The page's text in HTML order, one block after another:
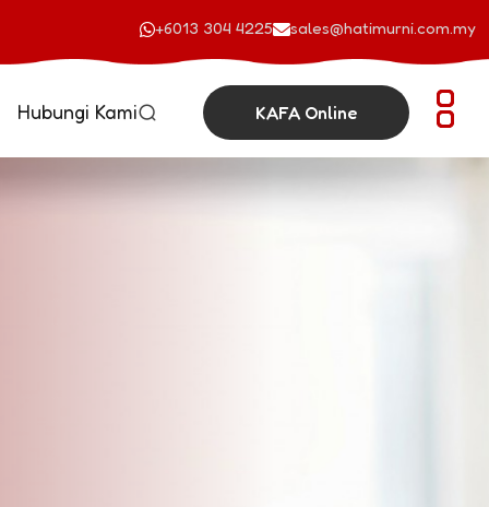
+6013 304 4225 sales@hatimurni.com.my
Hubungi Kami KAFA Online